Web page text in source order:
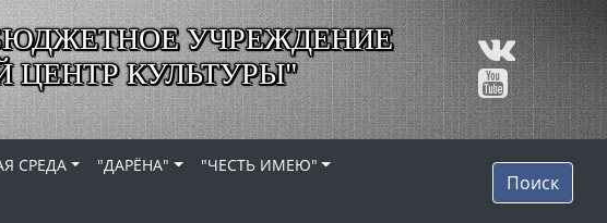
УЧРЕЖДЕНИЕ
ЦЕНТР КУЛЬТУРЫ"
СРЕДА "ДАРЁНА"
"ЧЕСТЬ ИМЕЮ"
Поиск